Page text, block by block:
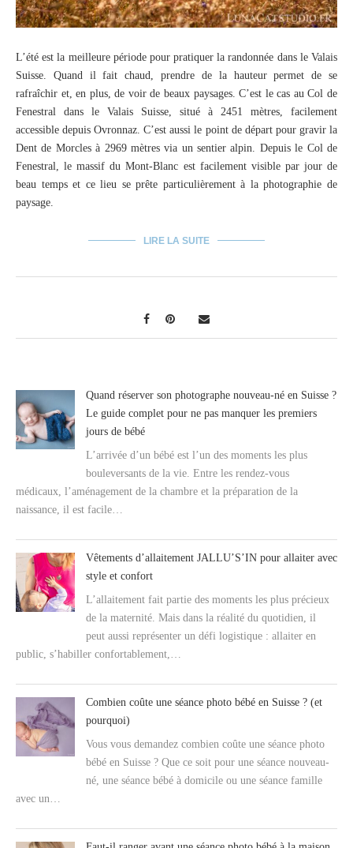
L’été est la meilleure période pour pratiquer la randonnée dans le Valais
Suisse. Quand il fait chaud, prendre de la hauteur permet de se
rafraîchir et, en plus, de voir de beaux paysages. C’est le cas au Col de
Fenestral dans le Valais Suisse, situé à 2451 mètres, facilement
accessible depuis Ovronnaz. C’est aussi le point de départ pour gravir la
Dent de Morcles à 2969 mètres via un sentier alpin. Depuis le Col de
Fenestral, le massif du Mont-Blanc est facilement visible par jour de
beau temps et ce lieu se prête particulièrement à la photographie de
paysage.
LIRE LA SUITE
Quand réserver son photographe nouveau-né en Suisse ?
Le guide complet pour ne pas manquer les premiers
jours de bébé
L’arrivée d’un bébé est l’un des moments les plus
bouleversants de la vie. Entre les rendez-vous
médicaux, l’aménagement de la chambre et la préparation de la
naissance, il est facile…
Vêtements d’allaitement JALLU’S’IN pour allaiter avec
style et confort
L’allaitement fait partie des moments les plus précieux
de la maternité. Mais dans la réalité du quotidien, il
peut aussi représenter un défi logistique : allaiter en
public, s’habiller confortablement,…
Combien coûte une séance photo bébé en Suisse ? (et
pourquoi)
Vous vous demandez combien coûte une séance photo
bébé en Suisse ? Que ce soit pour une séance nouveau-
né, une séance bébé à domicile ou une séance famille
avec un…